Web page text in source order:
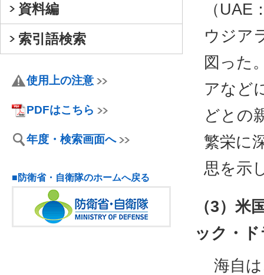
資料編
索引語検索
使用上の注意
PDFはこちら
年度・検索画面へ
■防衛省・自衛隊のホームへ戻る
（
ウジア
図った
アなど
どとの
繁栄に
思を示
（3）米
ック・
海自